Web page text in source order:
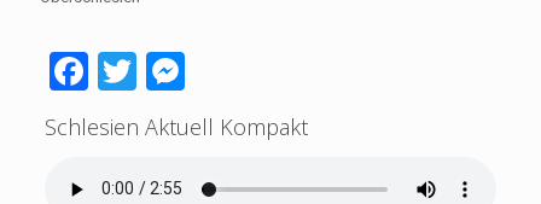
Facebook
TwitterMessenger
Schlesien Aktuell Kompakt